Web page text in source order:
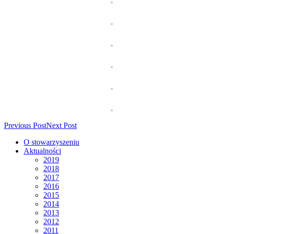
Previous PostNext Post
O stowarzyszeniu
Aktualności
2019
2018
2017
2016
2015
2014
2013
2012
2011